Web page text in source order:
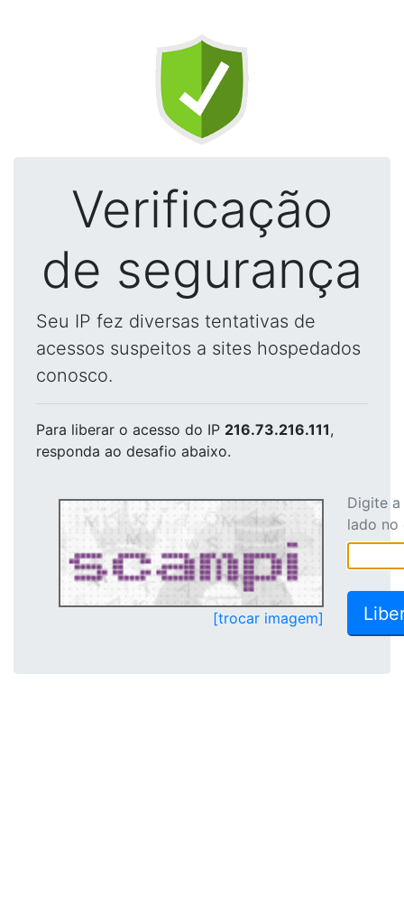
Verificação
de segurança
Seu IP fez diversas tentativas de
acessos suspeitos a sites hospedados
conosco.
Para liberar o acesso do IP 216.73.216.111,
responda ao desafio abaixo.
[trocar imagem]
Digite
lado no